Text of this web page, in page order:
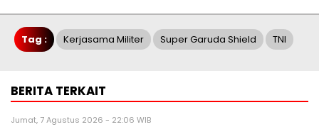
Tag : Kerjasama Militer Super Garuda Shield TNI
BERITA TERKAIT
Jumat, 7 Agustus 2026 - 22:06 WIB